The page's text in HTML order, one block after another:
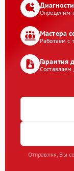
Определим
Мастера
Работаем с
Гарантия
Составляем
Отправляя, Вы